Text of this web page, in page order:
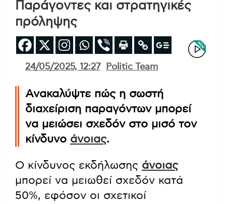
Παράγοντες και στρατηγικές
πρόληψης
24/05/2025, 12:27 Politic Team
Ανακαλύψτε πώς η σωστή
διαχείριση παραγόντων μπορεί
να μειώσει σχεδόν στο μισό τον
κίνδυνο άνοιας.
Ο κίνδυνος εκδήλωσης άνοιας
μπορεί να μειωθεί σχεδόν κατά
50%, εφόσον οι σχετικοί